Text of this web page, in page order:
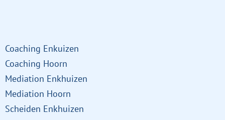
Coaching Enkuizen
Coaching Hoorn
Mediation Enkhuizen
Mediation Hoorn
Scheiden Enkhuizen